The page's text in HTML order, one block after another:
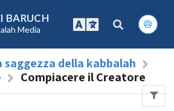
BARUCH
Media
saggezza della kabbalah
Compiacere il Creatore